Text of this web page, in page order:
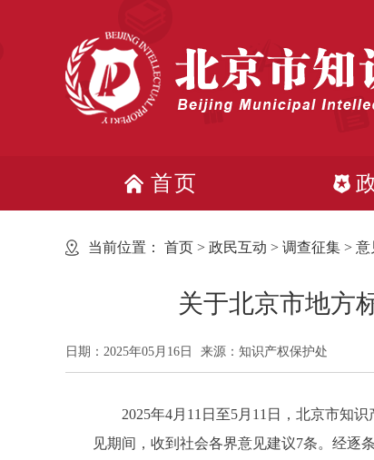
首页
当前位置： 首页 > 政民互动 > 调查征集 > 意
关于北京市地方
日期：2025年05月16日 来源：知识产权保护处
2025年4月 11 日至5月 11 日，北京市知
见期间，收到社会各界意见建议7条。经逐